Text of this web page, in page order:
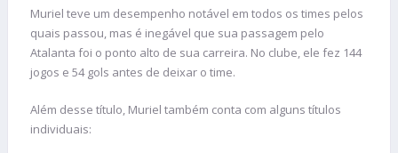
Muriel teve um desempenho notável em todos os times pelos
quais passou, mas é inegável que sua passagem pelo
Atalanta foi o ponto alto de sua carreira. No clube, ele fez 144
jogos e 54 gols antes de deixar o time.
Além desse título, Muriel também conta com alguns títulos
individuais: